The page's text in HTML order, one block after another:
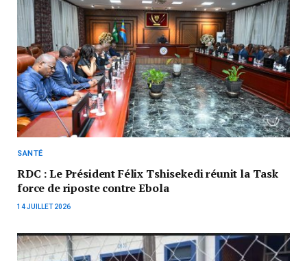
SANTÉ
RDC : Le Président Félix Tshisekedi réunit la Task
force de riposte contre Ebola
14 JUILLET 2026